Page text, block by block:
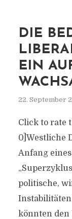
DIE
EIN
22. September
Click to rate
0]Westliche
Anfang
politische,
könnten den